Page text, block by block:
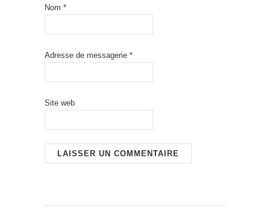
Nom *
Adresse de messagerie *
Site web